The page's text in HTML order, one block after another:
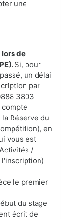
une
de
Si, pour
un délai
par
3803
compte
la Réserve du
), en
vous est
/
l'inscription)
le premier
du stage
écrit de